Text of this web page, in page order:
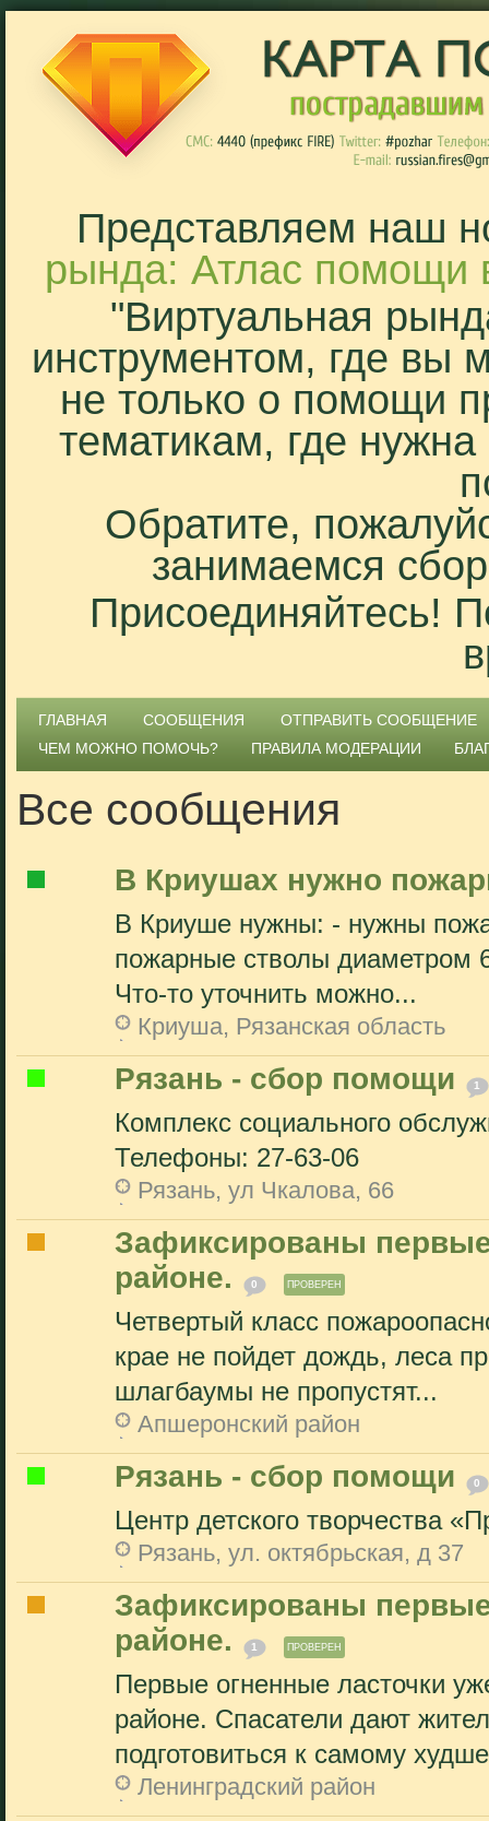
Представляем наш
рында: Атлас помощи
"Виртуальная
инструментом, где вы
не только о помощи
тематикам, где
Обратите,
занимаемся
Присоединяйтесь!
ГЛАВНАЯ СООБЩЕНИЯ
ОТПРАВИТЬ СООБЩЕНИЕ
ЧЕМ МОЖНО ПОМОЧЬ?
ПРАВИЛА МОДЕРАЦИИ
Все сообщения
В Криушах нужно
В Криуше нужны: - нужны
пожарные стволы диаметром
Что-то уточнить можно...
Криуша, Рязанская область
Рязань - сбор помощи 1
Комплекс социального
Телефоны: 27-63-06
Рязань, ул Чкалова, 66
Зафиксированы
районе.
0 ПРОВЕРЕН
Четвертый класс
крае не пойдет дождь, леса
шлагбаумы не пропустят...
Апшеронский район
Рязань - сбор помощи 0
Центр детского творчества
Рязань, ул. октябрьская, д 37
Зафиксированы
районе.
1 ПРОВЕРЕН
Первые огненные ласточки
районе. Спасатели дают
подготовиться к самому
Ленинградский район